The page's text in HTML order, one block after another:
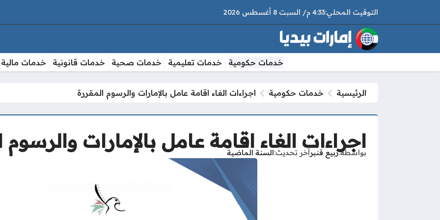
4:33 م السبت 8 أغسطس 2026
خدمات حكومية خدمات تعليمية خدمات صحية خدمات قانونية خدمات مالية
الرئيسية خدمات حكومية اجراءات الغاء اقامة عامل بالإمارات والرسوم المقررة
اجراءات الغاء اقامة عامل بالإمارات والرسوم
بواسطةربيع قنبرآخر تحديث السنة الماضية